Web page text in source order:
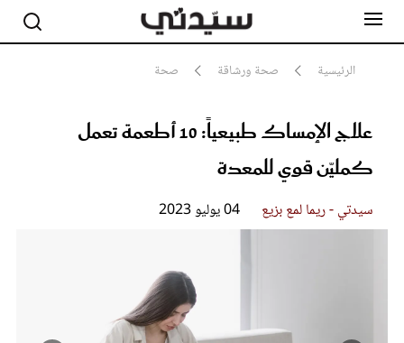
الرئيسية صحة ورشاقة صحة
علاج الإمساك طبيعياً: 10 أطعمة تعمل
كمليّن قوي للمعدة
سيدتي - ريما لمع بزيع 04 يوليو 2023
مشاهير
جمال
سيدتي وطفلك
لايف ستايل